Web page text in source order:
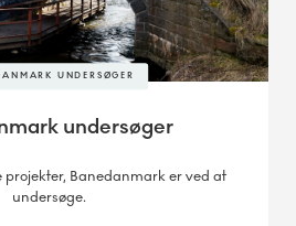
UNDERSØGER
undersøger
projekter, Banedanmark er ved at
undersøge.